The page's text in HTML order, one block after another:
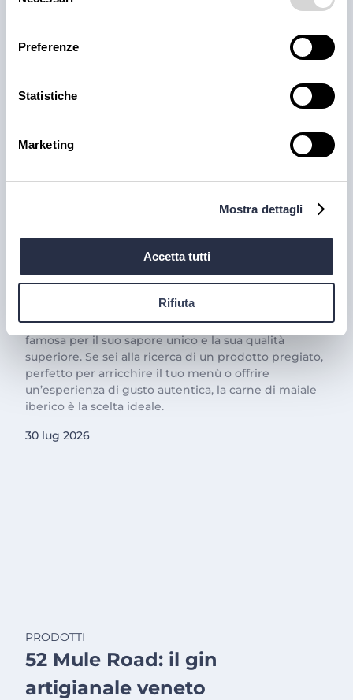
Preferenze
Statistiche
Marketing
Mostra dettagli
Accetta tutti
Rifiuta
Il trionfo del gusto con la
Carne Iberica: le nostre
La carne iberica è una vera eccellenza gastronomica,
famosa per il suo sapore unico e la sua qualità
superiore. Se sei alla ricerca di un prodotto pregiato,
perfetto per arricchire il tuo menù o offrire
un’esperienza di gusto autentica, la carne di maiale
iberico è la scelta ideale.
30 lug 2026
PRODOTTI
52 Mule Road: il gin
artigianale veneto